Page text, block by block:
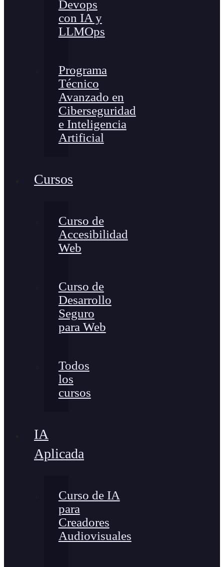
Devops
con IA y
LLMOps
Programa
Técnico
Avanzado en
Ciberseguridad
e Inteligencia
Artificial
Cursos
Curso de
Accesibilidad
Web
Curso de
Desarrollo
Seguro
para Web
Todos
los
cursos
IA
Aplicada
Curso de IA
para
Creadores
Audiovisuales